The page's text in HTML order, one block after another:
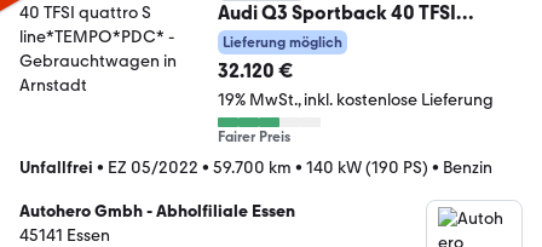
Audi Q3 Sportback 40 TFSI
quattro S line*TEMPO*PDC*
Lieferung möglich
32.120 €
19% MwSt. inkl. kostenlose Lieferung
Fairer Preis
Unfallfrei • EZ 05/2022 • 59.700 km • 140 kW (190 PS) • Benzin
Autohero Gmbh - Abholfiliale Essen
45141 Essen